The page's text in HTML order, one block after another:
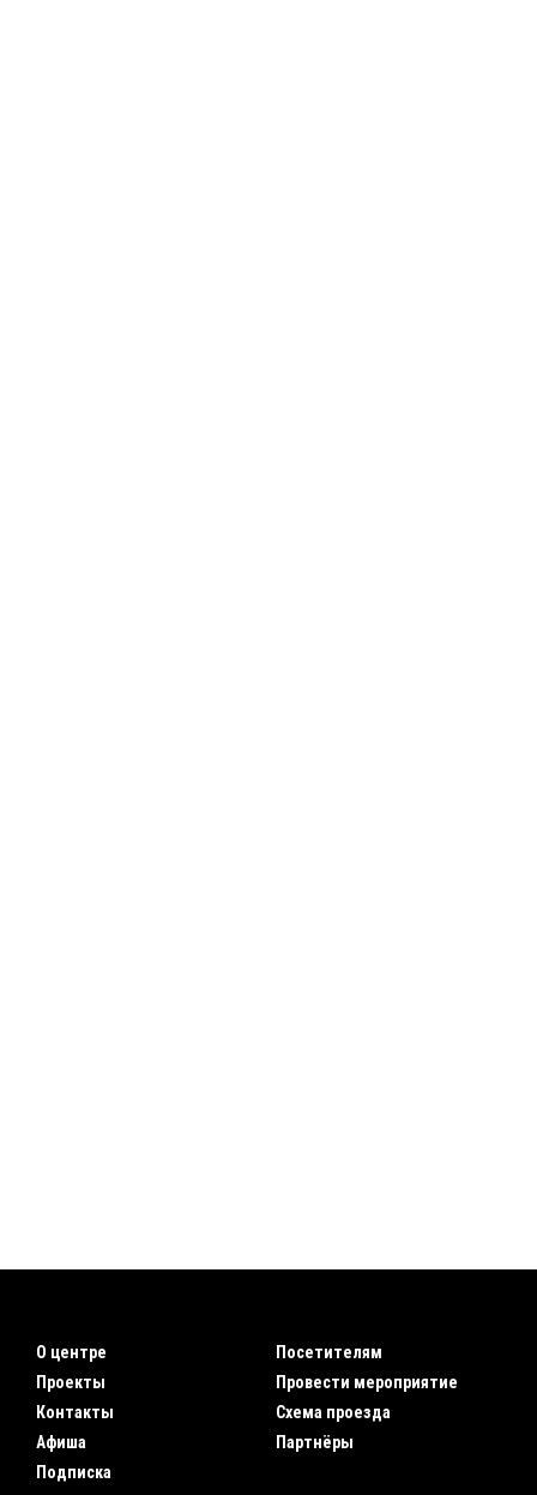
О центре
Проекты
Контакты
Афиша
Подписка
Посетителям
Провести мероприятие
Схема проезда
Партнёры